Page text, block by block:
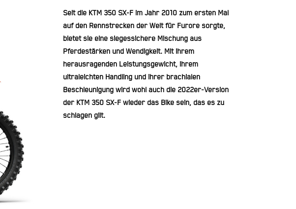
Seit die KTM 350 SX-F im Jahr 2010 zum ersten Mal
auf den Rennstrecken der Welt für Furore sorgte,
bietet sie eine siegessichere Mischung aus
Pferdestärken und Wendigkeit. Mit ihrem
herausragenden Leistungsgewicht, ihrem
ultraleichten Handling und ihrer brachialen
Beschleunigung wird wohl auch die 2022er-Version
der KTM 350 SX-F wieder das Bike sein, das es zu
schlagen gilt.